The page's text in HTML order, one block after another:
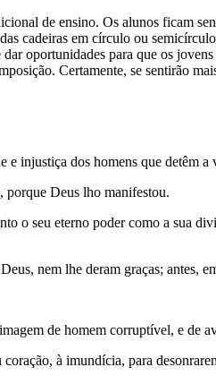
de ensino. Os alunos ficam
cadeiras em círculo ou
oportunidades para que os
Certamente, se sentirão
injustiça dos homens que detêm a
porque Deus lho manifestou.
o seu eterno poder como a sua
nem lhe deram graças; antes,
de homem corruptível, e de
à imundícia, para